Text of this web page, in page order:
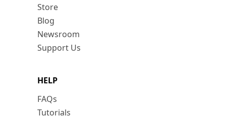
Store
Blog
Newsroom
Support Us
HELP
FAQs
Tutorials